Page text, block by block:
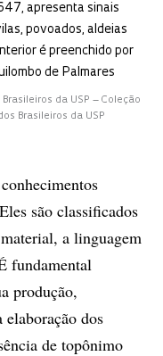
apresenta sinais
povoados, aldeias
é preenchido por
de Palmares
da USP – Coleção
Brasileiros da USP
são classificados
a linguagem
fundamental
produção,
dos
de topônimo